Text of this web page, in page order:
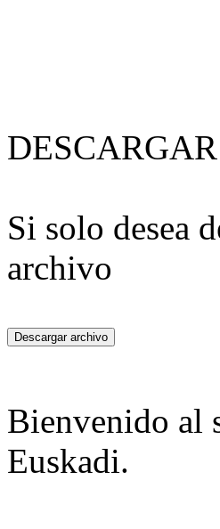
Si solo desea
archivo
Bienvenido al
Euskadi.